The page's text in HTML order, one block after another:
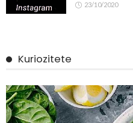
23/10/2020
Kuriozitete